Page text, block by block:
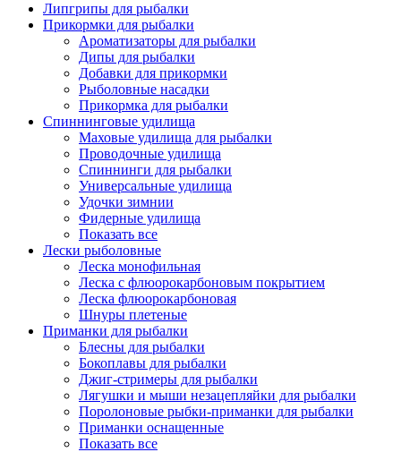
Липгрипы для рыбалки
Прикормки для рыбалки
Ароматизаторы для рыбалки
Дипы для рыбалки
Добавки для прикормки
Рыболовные насадки
Прикормка для рыбалки
Спиннинговые удилища
Маховые удилища для рыбалки
Проводочные удилища
Спиннинги для рыбалки
Универсальные удилища
Удочки зимнии
Фидерные удилища
Показать все
Лески рыболовные
Леска монофильная
Леска с флюорокарбоновым покрытием
Леска флюорокарбоновая
Шнуры плетеные
Приманки для рыбалки
Блесны для рыбалки
Бокоплавы для рыбалки
Джиг-стримеры для рыбалки
Лягушки и мыши незацепляйки для рыбалки
Поролоновые рыбки-приманки для рыбалки
Приманки оснащенные
Показать все